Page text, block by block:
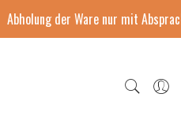
Abholung der Ware nur mit